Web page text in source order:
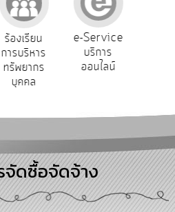
เรียน
ริหาร
ยากร
คล
e-Service
บริการ
ออนไลน์
ดซื้อจัดจ้าง